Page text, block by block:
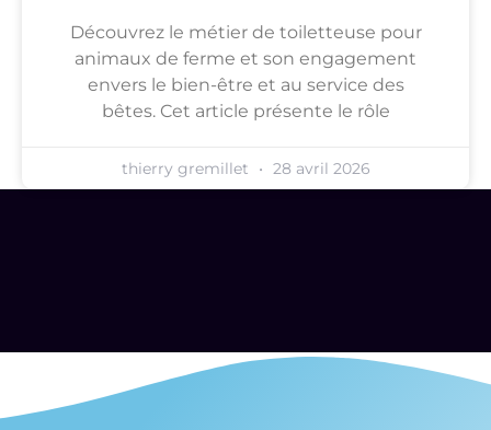
Découvrez le métier de toiletteuse pour
animaux de ferme et son engagement
envers le bien-être et au service des
bêtes. Cet article présente le rôle
thierry gremillet 28 avril 2026